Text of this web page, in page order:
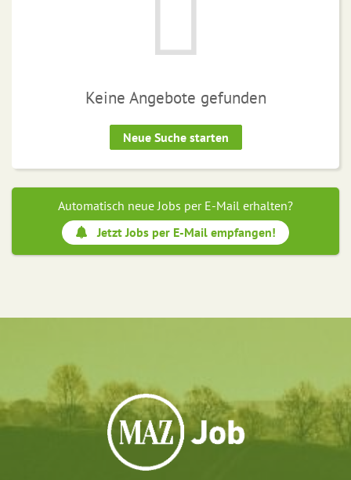
Keine Angebote gefunden
Neue Suche starten
Automatisch neue Jobs per E-Mail erhalten?
Jetzt Jobs per E-Mail empfangen!